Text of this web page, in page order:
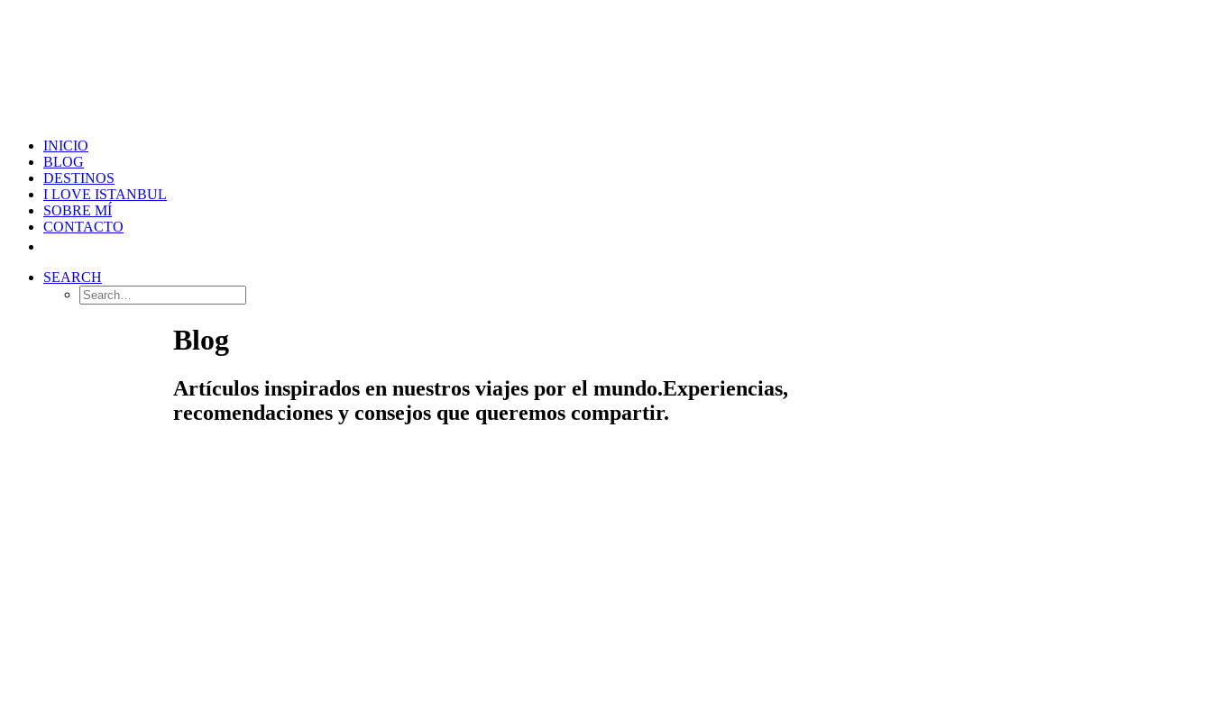
INICIO
BLOG
DESTINOS
I LOVE ISTANBUL
SOBRE MÍ
CONTACTO
SEARCH
Blog
Artículos inspirados en nuestros viajes por el mundo.Experiencias,
recomendaciones y consejos que queremos compartir.